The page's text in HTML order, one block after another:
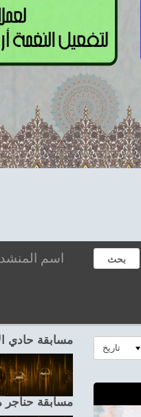
بحث
تاريخ
مسابقة حادي
مسابقة